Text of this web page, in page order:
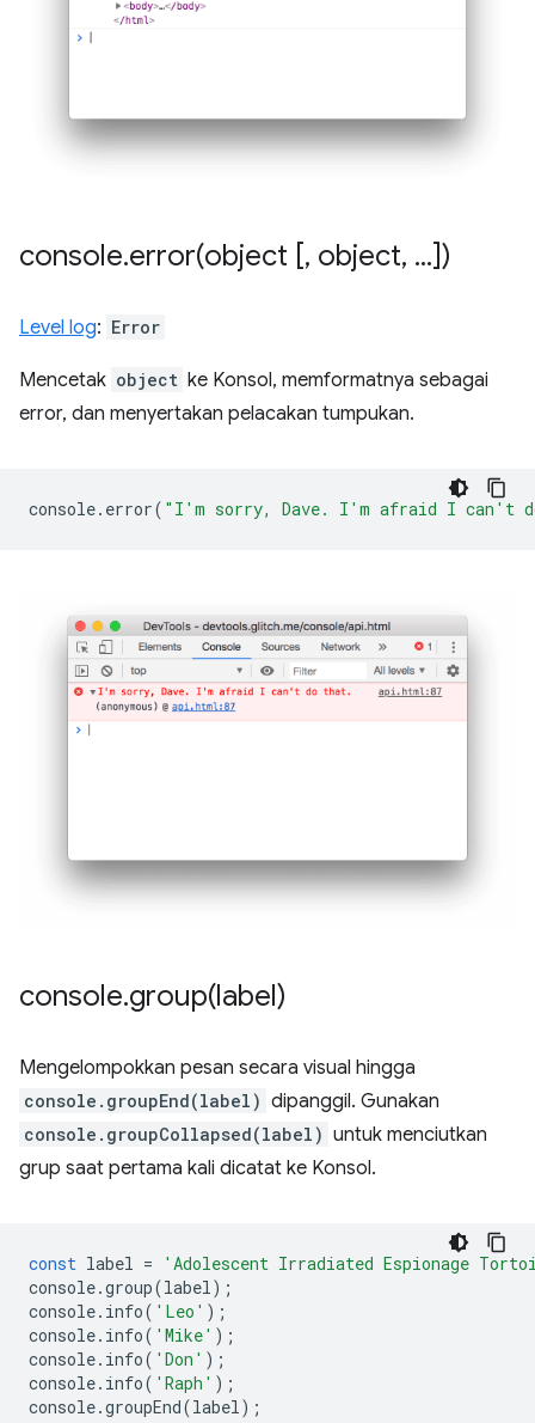
console.error(object [, object, ...])
Level log: Error
Mencetak object ke Konsol, memformatnya sebagai
error, dan menyertakan pelacakan tumpukan.
console. error( "I'm sorry, Dave. I'm afraid I can't
console.group(label)
Mengelompokkan pesan secara visual hingga
console.groupEnd(label) dipanggil. Gunakan
console.groupCollapsed(label) untuk menciutkan
grup saat pertama kali dicatat ke Konsol.
const label =
'Adolescent Irradiated Espionage
console.group(label);
console. info( 'Leo' );
console. info( 'Mike' );
console. info( 'Don' );
console. info( 'Raph' );
console.groupEnd(label);